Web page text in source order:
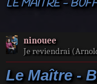
LE MAÎTRE -
ninouee
Je reviendrai
Le Maître -